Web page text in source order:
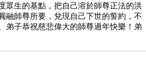
眾生的基點，把自己溶於師尊正法的洪
融師尊所要，兌現自己下世的誓約，不
弟子恭祝慈悲偉大的師尊過年快樂！弟